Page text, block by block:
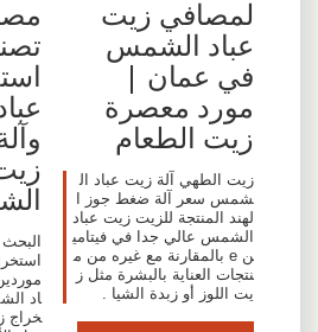
لمصافي زيت
عباد الشمس
في عمان |
مورد معصرة
زيت الطعام
زيت الطهي آلة زيت عباد ال
شمس سعر آلة ضغط جوز ا
لهند المنتجة للزيت زيت عباد
الشمس عالي جدا في فيتامي
ن e بالمقارنة مع غيره من م
نتجات العناية بالبشرة مثل ز
يت اللوز أو زبدة الشيا .
اد
خراج